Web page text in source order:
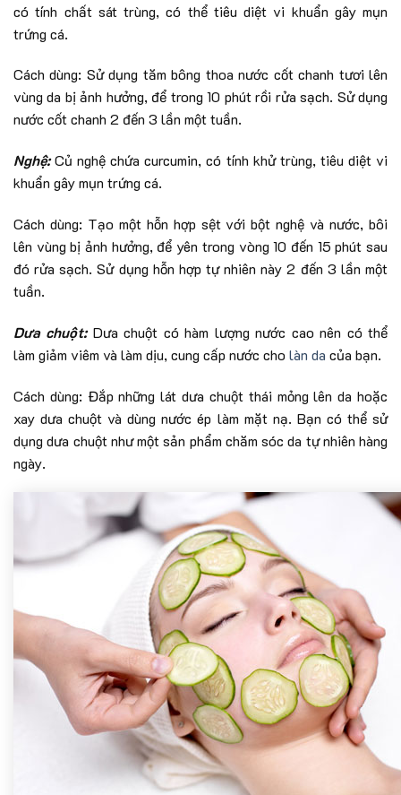
có tính chất sát trùng, có thể tiêu diệt vi khuẩn gây mụn
trứng cá.
Cách dùng: Sử dụng tăm bông thoa nước cốt chanh tươi lên
vùng da bị ảnh hưởng, để trong 10 phút rồi rửa sạch. Sử dụng
nước cốt chanh 2 đến 3 lần một tuần.
Nghệ:Củ nghệ chứa curcumin, có tính khử trùng, tiêu diệt vi
khuẩn gây mụn trứng cá.
Cách dùng: Tạo một hỗn hợp sệt với bột nghệ và nước, bôi
lên vùng bị ảnh hưởng, để yên trong vòng 10 đến 15 phút sau
đó rửa sạch. Sử dụng hỗn hợp tự nhiên này 2 đến 3 lần một
tuần.
Dưa chuột: Dưa chuột có hàm lượng nước cao nên có thể
làm giảm viêm và làm dịu, cung cấp nước cho làn da của bạn.
Cách dùng: Đắp những lát dưa chuột thái mỏng lên da hoặc
xay dưa chuột và dùng nước ép làm mặt nạ. Bạn có thể sử
dụng dưa chuột như một sản phẩm chăm sóc da tự nhiên hàng
ngày.